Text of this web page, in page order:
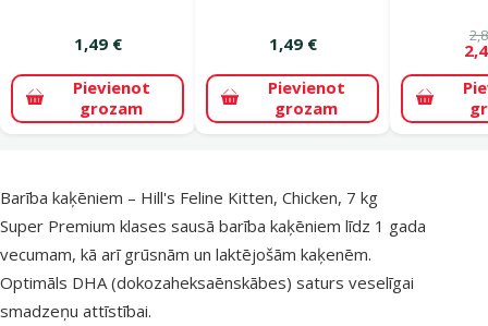
1,49 €
Pievienot
grozam
1,49 €
Pievienot
grozam
superzoo.product.detail.content
Barība kaķēniem – Hill's Feline Kitten, Chicken, 7 kg
Super Premium klases sausā barība kaķēniem līdz 1 gada
vecumam, kā arī grūsnām un laktējošām kaķenēm.
Optimāls DHA (dokozaheksaēnskābes) saturs veselīgai
smadzeņu attīstībai.